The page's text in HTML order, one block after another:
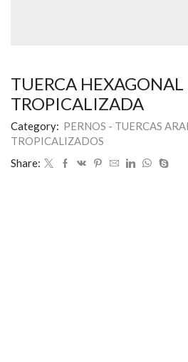
TUERCA HEXAGONAL
TROPICALIZADA
Category: PERNOS - TUERCAS
TROPICALIZADOS
Share: